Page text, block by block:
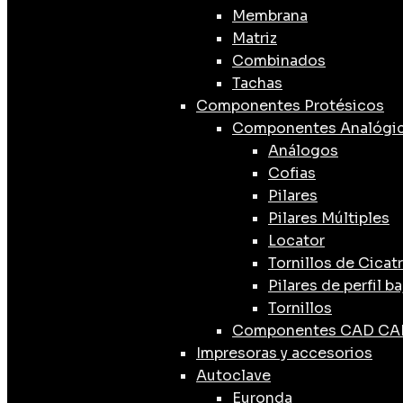
Membrana
Matriz
Combinados
Tachas
Componentes Protésicos
Componentes
Análogos
Cofias
Pilares
Pilares Múltiples
Locator
Tornillos de
Pilares de perfil
Tornillos
Componentes CAD
Impresoras y accesorios
Autoclave
Euronda